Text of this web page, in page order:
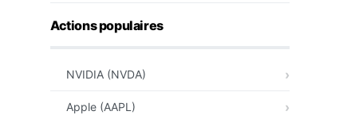
Actions populaires
NVIDIA (NVDA)
Apple (AAPL)